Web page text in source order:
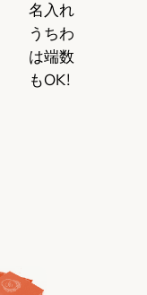
名入れ
うちわ
は端数
もOK!